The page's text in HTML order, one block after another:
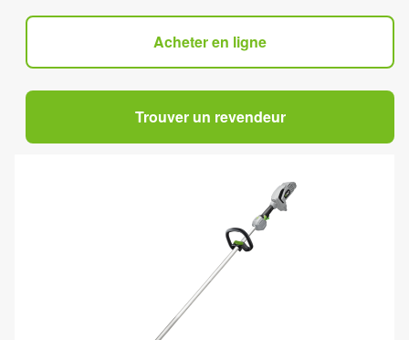
Acheter en ligne
Trouver un revendeur